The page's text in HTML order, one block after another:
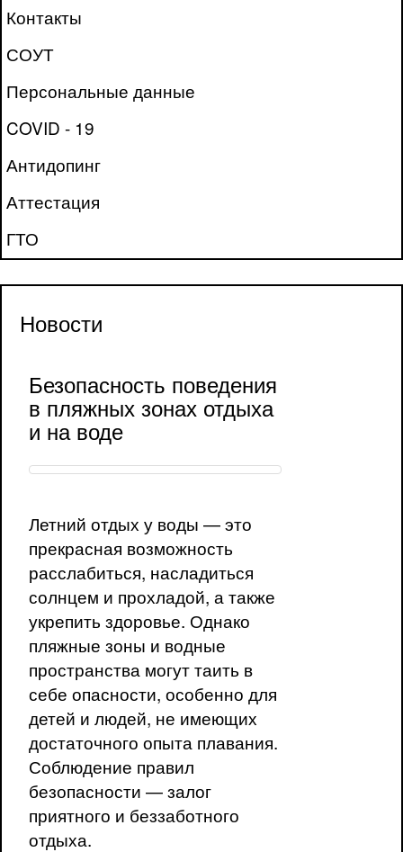
Контакты
СОУТ
Персональные данные
COVID - 19
Антидопинг
Аттестация
ГТО
Новости
Безопасность поведения
в пляжных зонах отдыха
и на воде
Летний отдых у воды — это
прекрасная возможность
расслабиться, насладиться
солнцем и прохладой, а также
укрепить здоровье. Однако
пляжные зоны и водные
пространства могут таить в
себе опасности, особенно для
детей и людей, не имеющих
достаточного опыта плавания.
Соблюдение правил
безопасности — залог
приятного и беззаботного
отдыха.